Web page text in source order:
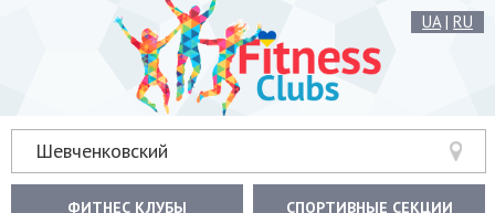
UA| RU
Шевченковский
ФИТНЕС КЛУБЫ СПОРТИВНЫЕ СЕКЦИИ